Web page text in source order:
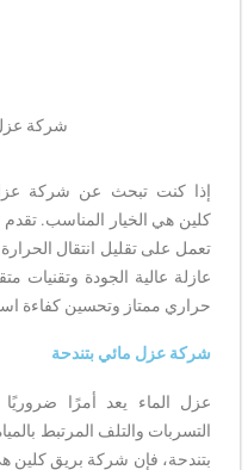
شركة
إذا كنت تبحث عن شركة
كلين هي الخيار المناسب.
تعمل على تقليل انتقال
عازلة عالية الجودة وتقنيات
حراري ممتاز وتحسين كفاءة
شركة عزل مائي بتندحة
عزل الماء يعد أمرًا
التسربات والتلف المرتبط
بتندحة، فإن شركة بريق كلين